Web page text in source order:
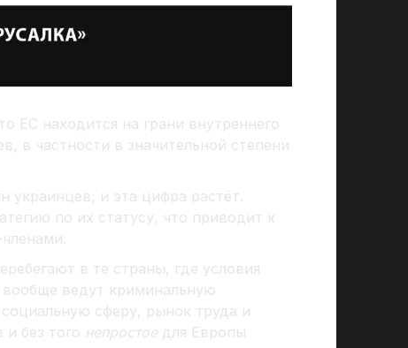
ЕС находится на грани внутреннего
в частности в значительной степени
украинцев, и эта цифра растёт.
по их статусу, что приводит к
в те страны, где условия
вообще ведут криминальную
социальную сферу, рынок труда и
и без того непростое для Европы